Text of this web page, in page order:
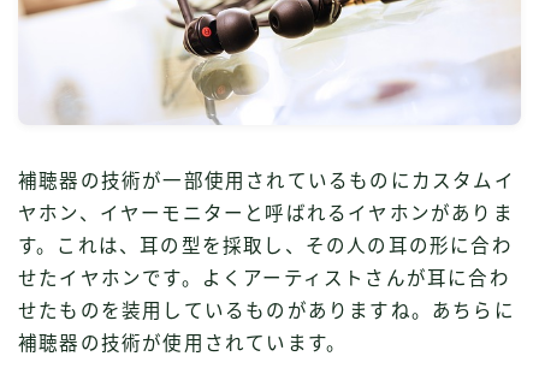
取り扱い補聴器
補聴器の技術が一部使用されているものにカスタムイ
ヤホン、イヤーモニターと呼ばれるイヤホンがありま
す。これは、耳の型を採取し、その人の耳の形に合わ
せたイヤホンです。よくアーティストさんが耳に合わ
せたものを装用しているものがありますね。あちらに
補聴器の技術が使用されています。